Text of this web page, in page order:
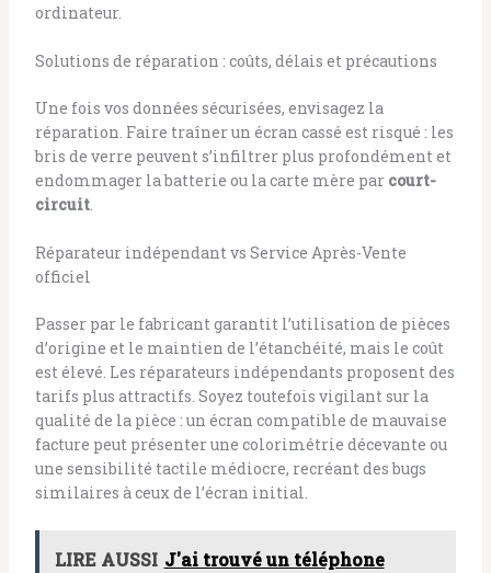
ordinateur.
Solutions de réparation : coûts, délais et précautions
Une fois vos données sécurisées, envisagez la
réparation. Faire traîner un écran cassé est risqué : les
bris de verre peuvent s’infiltrer plus profondément et
endommager la batterie ou la carte mère par court-
circuit.
Réparateur indépendant vs Service Après-Vente
officiel
Passer par le fabricant garantit l’utilisation de pièces
d’origine et le maintien de l’étanchéité, mais le coût
est élevé. Les réparateurs indépendants proposent des
tarifs plus attractifs. Soyez toutefois vigilant sur la
qualité de la pièce : un écran compatible de mauvaise
facture peut présenter une colorimétrie décevante ou
une sensibilité tactile médiocre, recréant des bugs
similaires à ceux de l’écran initial.
LIRE AUSSI J'ai trouvé un téléphone